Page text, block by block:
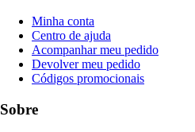
Minha conta
Centro de ajuda
Acompanhar meu pedido
Devolver meu pedido
Códigos promocionais
Sobre